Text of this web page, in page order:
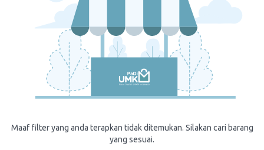
Maaf filter yang anda terapkan tidak ditemukan. Silakan cari barang
yang sesuai.